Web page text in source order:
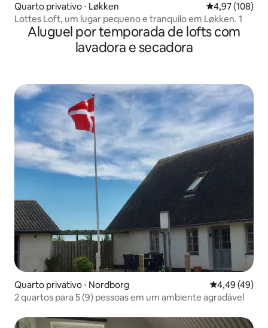
Quarto privativo ⋅ Løkken 4,97 de uma
4,97 (108)
Lottes Loft, um lugar pequeno e tranquilo em Løkken. 1
Aluguel por temporada de lofts com
lavadora e secadora
Quarto privativo ⋅ Nordborg 4,49 de uma
4,49 (49)
2 quartos para 5 (9) pessoas em um ambiente agradável